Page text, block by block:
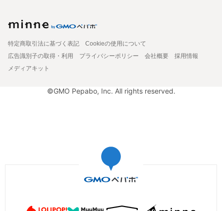
特定商取引法に基づく表記
Cookieの使用について
広告識別子の取得・利用
プライバシーポリシー 会社概要
採用情報
メディアキット
©GMO Pepabo, Inc. All rights reserved.